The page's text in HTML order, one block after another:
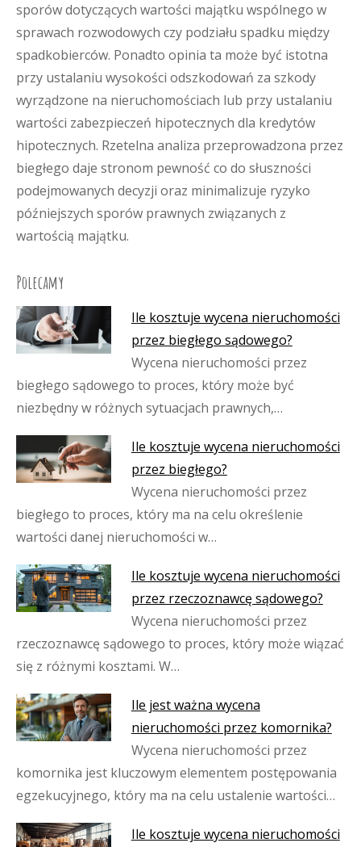
sporów dotyczących wartości majątku wspólnego w
sprawach rozwodowych czy podziału spadku między
spadkobierców. Ponadto opinia ta może być istotna
przy ustalaniu wysokości odszkodowań za szkody
wyrządzone na nieruchomościach lub przy ustalaniu
wartości zabezpieczeń hipotecznych dla kredytów
hipotecznych. Rzetelna analiza przeprowadzona przez
biegłego daje stronom pewność co do słuszności
podejmowanych decyzji oraz minimalizuje ryzyko
późniejszych sporów prawnych związanych z
wartością majątku.
Polecamy
Ile kosztuje wycena nieruchomości
przez biegłego sądowego?
Wycena nieruchomości przez
biegłego sądowego to proces, który może być
niezbędny w różnych sytuacjach prawnych,…
Ile kosztuje wycena nieruchomości
przez biegłego?
Wycena nieruchomości przez
biegłego to proces, który ma na celu określenie
wartości danej nieruchomości w…
Ile kosztuje wycena nieruchomości
przez rzeczoznawcę sądowego?
Wycena nieruchomości przez
rzeczoznawcę sądowego to proces, który może wiązać
się z różnymi kosztami. W…
Ile jest ważna wycena
nieruchomości przez komornika?
Wycena nieruchomości przez
komornika jest kluczowym elementem postępowania
egzekucyjnego, który ma na celu ustalenie wartości…
Ile kosztuje wycena nieruchomości